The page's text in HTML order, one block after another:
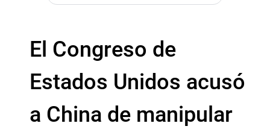
El Congreso de
Estados Unidos acusó
a China de manipular